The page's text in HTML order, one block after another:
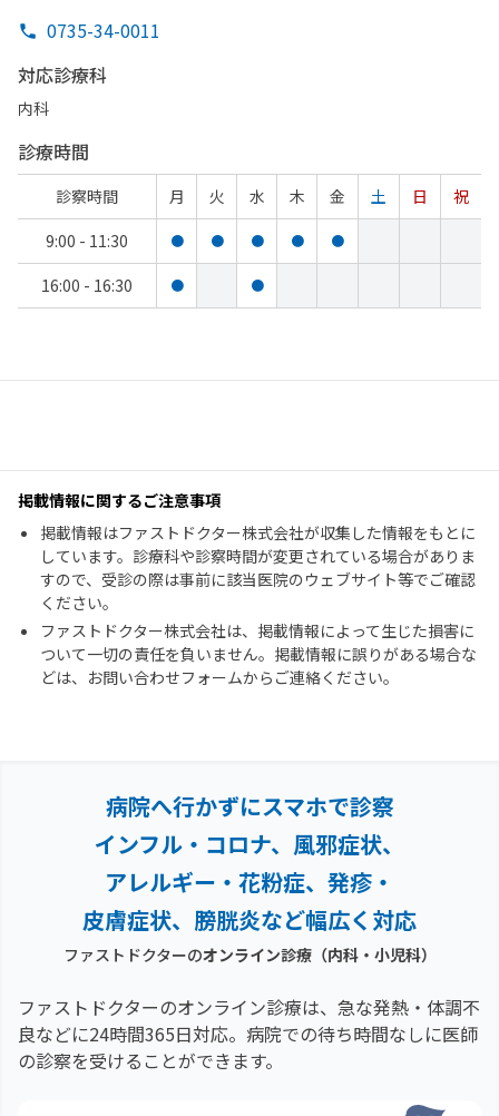
0735-34-0011
対応診療科
内科
診療時間
診察時間 月 火 水 木 金 土 日
祝
9:00 - 11:30
● ● ● ● ●
16:00 - 16:30 ● ●
掲載情報に関するご注意事項
掲載情報はファストドクター株式会社が収集した情報をもとに
しています。診療科や診察時間が変更されている場合がありま
すので、受診の際は事前に該当医院のウェブサイト等でご確認
ください。
ファストドクター株式会社は、掲載情報によって生じた損害に
ついて一切の責任を負いません。掲載情報に誤りがある場合な
どは、お問い合わせフォームからご連絡ください。
病院へ行かずにスマホで診察
インフル・コロナ、風邪症状、
アレルギー・花粉症、 発疹・
皮膚症状、膀胱炎など幅広く対応
ファストドクターのオンライン診療（内科・小児科）
ファストドクターのオンライン診療は、急な発熱・体調不
良などに24時間365日対応。 病院での待ち時間なしに医師
の診察を受けることができます。